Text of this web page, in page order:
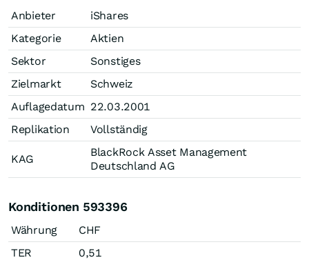
Anbieter
iShares
Kategorie
Aktien
Sektor
Sonstiges
Zielmarkt
Schweiz
Auflagedatum 22.03.2001
Replikation
Vollständig
KAG
BlackRock Asset Management
Deutschland AG
Konditionen 593396
Währung
CHF
TER
0,51